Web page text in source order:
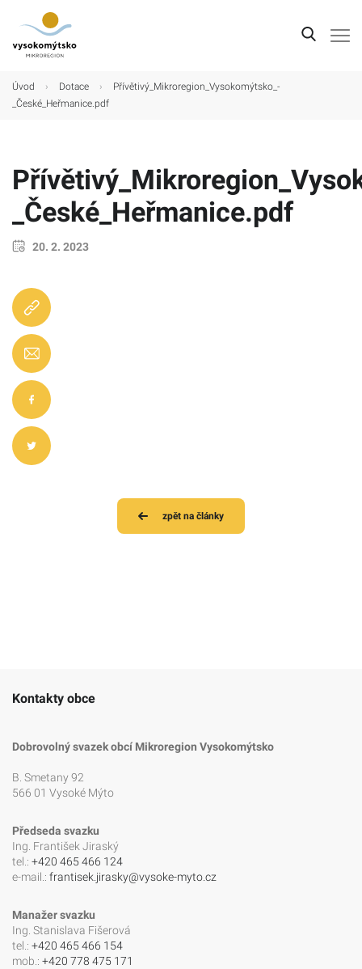
Úvod › Dotace ›
Přívětivý_Mikroregion_Vysokomýtsko_-
_České_Heřmanice.pdf
_České_Heřmanice.pdf
20. 2. 2023
zpět na články
Kontakty obce
Dobrovolný svazek obcí Mikroregion Vysokomýtsko
B. Smetany 92
566 01 Vysoké Mýto
Předseda svazku
Ing. František Jiraský
tel.: +420 465 466 124
e-mail.: frantisek.jirasky@vysoke-myto.cz
Manažer svazku
Ing. Stanislava Fišerová
tel.: +420 465 466 154
mob.: +420 778 475 171
Úvod
Turistické cíle
Kultura
Kontakt